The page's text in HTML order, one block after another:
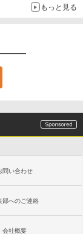
もっと見る
問い合わせ
部へのご連絡
会社概要